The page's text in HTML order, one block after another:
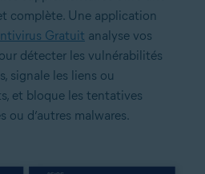
complète. Une application
Gratuit analyse vos
détecter les vulnérabilités
signale les liens ou
et bloque les tentatives
ou d’autres malwares.